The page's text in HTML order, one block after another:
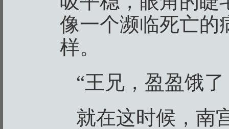
像一个濒临死亡的
样。
“王兄，盈盈饿了
就在这时候，南